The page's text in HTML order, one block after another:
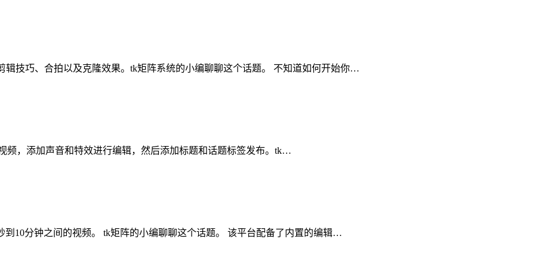
技巧、合拍以及克隆效果。tk矩阵系统的小编聊聊这个话题。 不知道如何开始你…
频，添加声音和特效进行编辑，然后添加标题和话题标签发布。tk…
10分钟之间的视频。 tk矩阵的小编聊聊这个话题。 该平台配备了内置的编辑…